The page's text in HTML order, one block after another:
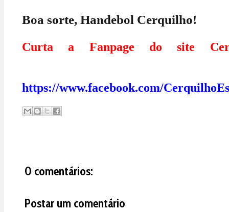
Boa sorte, Handebol Cerquilho!
Curta a Fanpage do site
https://www.facebook.com/
0 comentários:
Postar um comentário